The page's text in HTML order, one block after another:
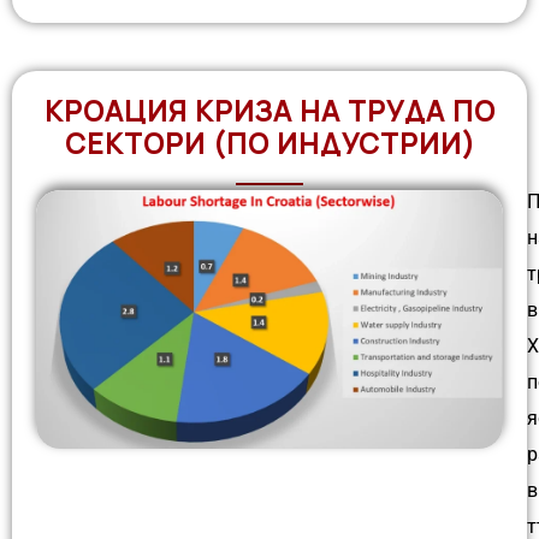
КРОАЦИЯ КРИЗА НА ТРУДА ПО
СЕКТОРИ (ПО ИНДУСТРИИ)
в
в